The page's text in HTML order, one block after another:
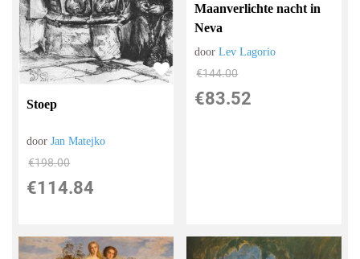
Stoep
doorJan Matejko
€198.00
€114.84
Maanverlichte nacht in
Neva
doorLev Lagorio
€144.00
€83.52